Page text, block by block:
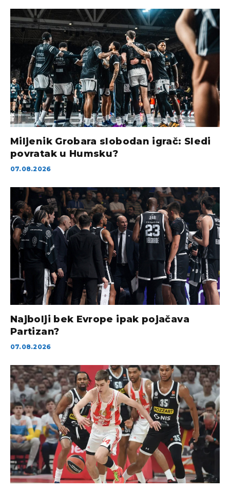
Miljenik Grobara slobodan igrač: Sledi
povratak u Humsku?
07.08.2026
Najbolji bek Evrope ipak pojačava
Partizan?
07.08.2026